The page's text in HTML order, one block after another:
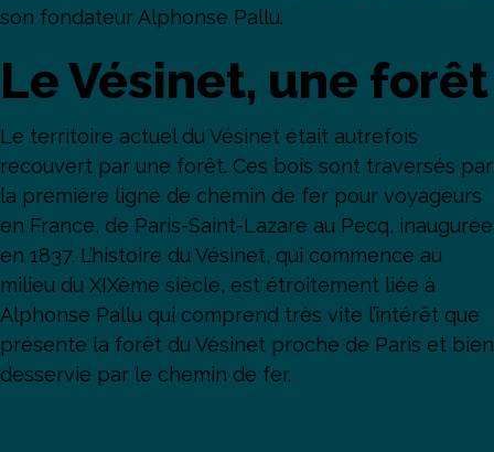
son fondateur Alphonse Pallu.
Le Vésinet, une forêt
Le territoire actuel du Vésinet était autrefois
recouvert par une forêt. Ces bois sont traversés par
la première ligne de chemin de fer pour voyageurs
en France, de Paris-Saint-Lazare au Pecq, inaugurée
en 1837. L’histoire du Vésinet, qui commence au
milieu du XIXème siècle, est étroitement liée à
Alphonse Pallu qui comprend très vite l’intérêt que
présente la forêt du Vésinet proche de Paris et bien
desservie par le chemin de fer.